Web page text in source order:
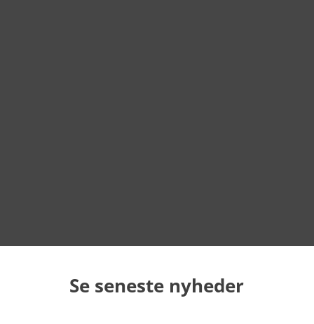
Se seneste nyheder